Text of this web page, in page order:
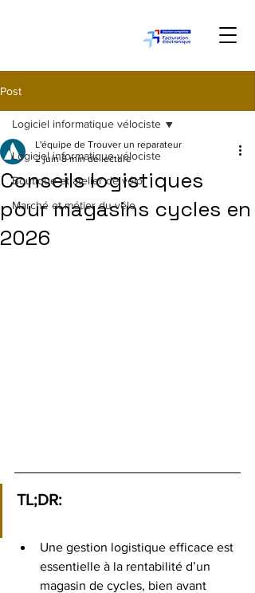
Post
Logiciel informatique vélociste
Boutique et atelier de vélo
Marché et métier du vélo
Logiciel informatique vélociste
Conseils logistiques
pour magasins cycles en
2026
L'équipe de Trouver un reparateur
2 juin 8 min de lecture
TL;DR:
Une gestion logistique efficace est
essentielle à la rentabilité d’un
magasin de cycles, bien avant